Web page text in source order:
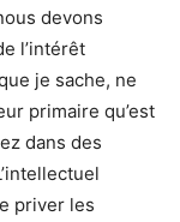
devons
l’intérêt
je sache, ne
primaire qu’est
dans des
priver les